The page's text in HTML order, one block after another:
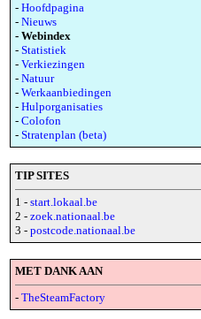
- Hoofdpagina
- Nieuws
- Webindex
- Statistiek
- Verkiezingen
- Natuur
- Werkaanbiedingen
- Hulporganisaties
- Colofon
- Stratenplan (beta)
TIP SITES
1 - start.lokaal.be
2 - zoek.nationaal.be
3 - postcode.nationaal.be
MET DANK AAN
- TheSteamFactory